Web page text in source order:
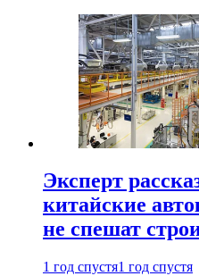
Эксперт
китайские
не спешат
1 год спустя1 год спустя